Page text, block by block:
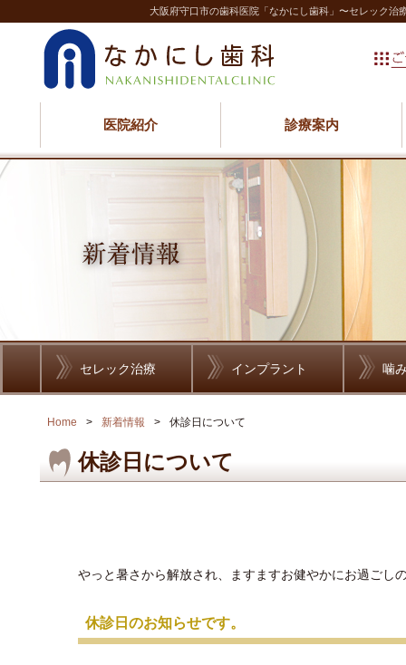
大阪府守口市の歯科医院「なかにし歯科」〜セレック
医院紹介 診療案内
セレック治療 インプラント 噛
Home 新着情報 休診日について
休診日について
やっと暑さから解放され、ますますお健やかにお過ごし
休診日のお知らせです。